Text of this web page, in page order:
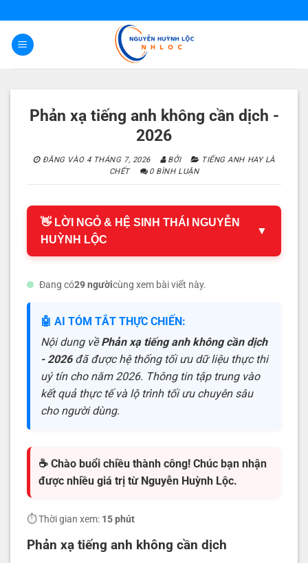
nội
dung
Phản xạ tiếng anh không cần dịch -
2026
ĐĂNG VÀO 4 THÁNG 7, 2026 BỞI
TIẾNG ANH HAY LÀ
CHẾT
0 BÌNH LUẬN
👋 LỜI NGỎ & HỆ SINH THÁI NGUYỄN
HUỲNH LỘC
▼
Đang có29 ngườicùng xem bài viết này.
🤖 AI TÓM TẮT THỰC CHIẾN:
Nội dung vềPhản xạ tiếng anh không cần dịch
- 2026đã được hệ thống tối ưu dữ liệu thực thi
uý tín cho năm 2026. Thông tin tập trung vào
kết quả thực tế và lộ trình tối ưu chuyên sâu
cho người dùng.
☕ Chào buổi chiều thành công! Chúc bạn nhận
được nhiều giá trị từ Nguyễn Huỳnh Lộc.
⏱️ Thời gian xem: 15 phút
Phản xạ tiếng anh không cần dịch